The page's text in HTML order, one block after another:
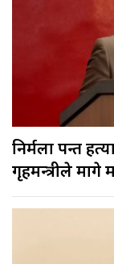
निर्मला पन्त
गृहमन्त्रीले मागे